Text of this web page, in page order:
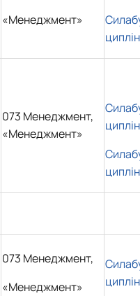
«Менеджмент»
073 Менеджмент,
«Менеджмент»
073 Менеджмент,
«Менеджмент»